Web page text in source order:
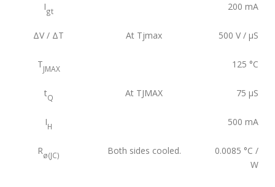
Igt 200 mA
ΔV / ΔT At Tjmax 500 V / µS
TJMAX 125 °C
tQ At TJMAX 75 µS
IH 500 mA
Rø(JC) Both sides cooled. 0.0085 °C /
W